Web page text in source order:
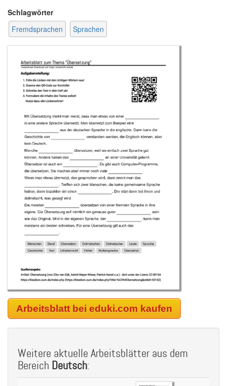
Schlagwörter
Fremdsprachen
Sprachen
Arbeitsblatt bei eduki.com kaufen
Weitere aktuelle Arbeitsblätter aus dem
Bereich Deutsch: